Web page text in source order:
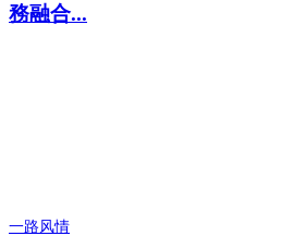
務融合...
一路风情